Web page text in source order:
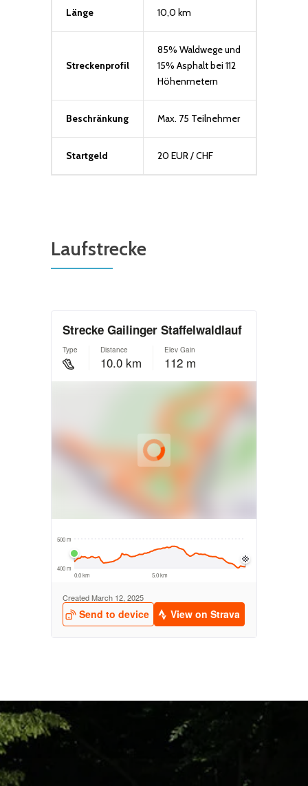
Länge 10,0 km
Streckenprofil
85% Waldwege und
15% Asphalt bei 112
Höhenmetern
Beschränkung Max. 75 Teilnehmer
Startgeld 20 EUR / CHF
Laufstrecke